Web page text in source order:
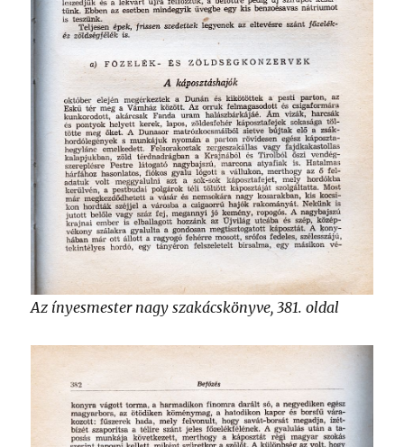
Az ínyesmester nagy szakácskönyve, 381. oldal